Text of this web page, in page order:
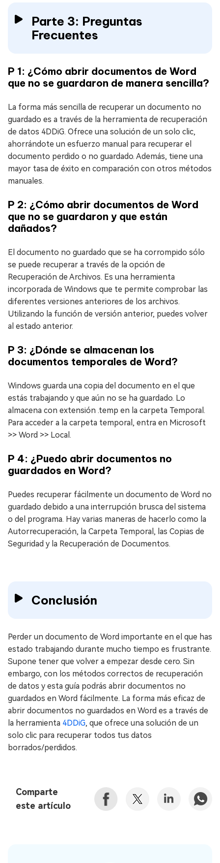
Parte 3: Preguntas
Frecuentes
P 1: ¿Cómo abrir documentos de Word
que no se guardaron de manera sencilla?
La forma más sencilla de recuperar un documento no
guardado es a través de la herramienta de recuperación
de datos 4DDiG. Ofrece una solución de un solo clic,
ahorrándote un esfuerzo manual para recuperar el
documento perdido o no guardado. Además, tiene una
mayor tasa de éxito en comparación con otros métodos
manuales.
P 2: ¿Cómo abrir documentos de Word
que no se guardaron y que están
dañados?
El documento no guardado que se ha corrompido sólo
se puede recuperar a través de la opción de
Recuperación de Archivos. Es una herramienta
incorporada de Windows que te permite comprobar las
diferentes versiones anteriores de los archivos.
Utilizando la función de versión anterior, puedes volver
al estado anterior.
P 3: ¿Dónde se almacenan los
documentos temporales de Word?
Windows guarda una copia del documento en el que
estás trabajando y que aún no se ha guardado. Lo
almacena con extensión .temp en la carpeta Temporal.
Para acceder a la carpeta temporal, entra en Microsoft
>> Word >> Local.
P 4: ¿Puedo abrir documentos no
guardados en Word?
Puedes recuperar fácilmente un documento de Word no
guardado debido a una interrupción brusca del sistema
o del programa. Hay varias maneras de hacerlo como la
Autorrecuperación, la Carpeta Temporal, las Copias de
Seguridad y la Recuperación de Documentos.
Conclusión
Perder un documento de Word importante en el que has
estado trabajando durante mucho tiempo es frustrante.
Supone tener que volver a empezar desde cero. Sin
embargo, con los métodos correctos de recuperación
de datos y esta guía podrás abrir documentos no
guardados en Word fácilmente. La forma más eficaz de
abrir documentos no guardados en Word es a través de
la herramienta 4DDiG, que ofrece una solución de un
solo clic para recuperar todos tus datos
borrados/perdidos.
Comparte
este artículo